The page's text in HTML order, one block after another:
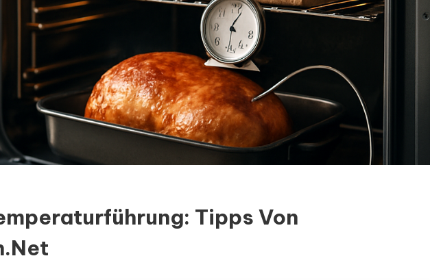
Tipps Von